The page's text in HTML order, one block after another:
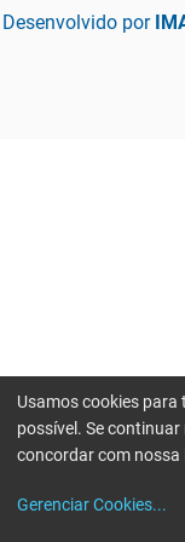
Desenvolvido por
Usamos cookies para
possível. Se
concordar com nossa
Gerenciar Cookies...
Erro ao enviar